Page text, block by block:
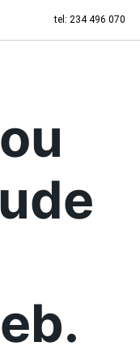
tel: 234 496 070